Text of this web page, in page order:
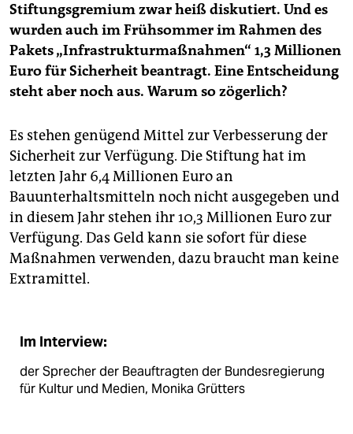
Stiftungsgremium zwar heiß diskutiert. Und es
wurden auch im Frühsommer im Rahmen des
Pakets „Infrastrukturmaßnahmen“ 1,3 Millionen
Euro für Sicherheit beantragt. Eine Entscheidung
steht aber noch aus. Warum so zögerlich?
Es stehen genügend Mittel zur Verbesserung der
Sicherheit zur Verfügung. Die Stiftung hat im
letzten Jahr 6,4 Millionen Euro an
Bauunterhaltsmitteln noch nicht ausgegeben und
in diesem Jahr stehen ihr 10,3 Millionen Euro zur
Verfügung. Das Geld kann sie sofort für diese
Maßnahmen verwenden, dazu braucht man keine
Extramittel.
Im Interview:
der Sprecher der Beauftragten der Bundesregierung
für Kultur und Medien, Monika Grütters